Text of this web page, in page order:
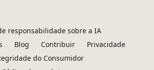
responsabilidade sobre a IA
Blog Contribuir
Privacidade
do Consumidor